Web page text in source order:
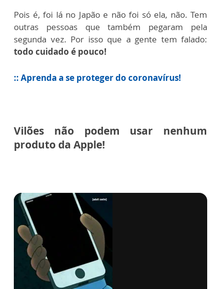
Pois é, foi lá no Japão e não foi só ela, não. Tem
outras pessoas que também pegaram pela
segunda vez. Por isso que a gente tem falado:
todo cuidado é pouco!
:: Aprenda a se proteger do coronavírus!
Vilões não podem usar nenhum
produto da Apple!